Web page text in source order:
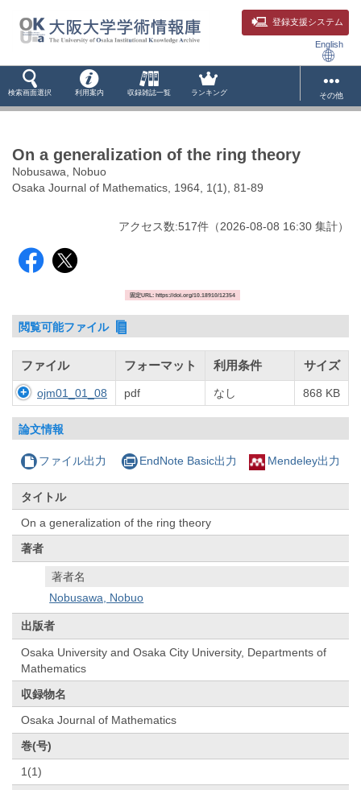
登録支援システム
English
検索画面選択 利用案内 収録雑誌一覧 ランキング その他
On a generalization of the ring theory
Nobusawa, Nobuo
Osaka Journal of Mathematics, 1964, 1(1), 81-89
アクセス数:517件 （2026-08-08 16:30 集計）
固定URL: https://doi.org/10.18910/12354
閲覧可能ファイル
ファイル フォーマット 利用条件 サイズ
ojm01_01_08 pdf なし 868 KB
論文情報
ファイル出力 EndNote Basic出力 Mendeley出力
タイトル
On a generalization of the ring theory
著者
著者名
Nobusawa, Nobuo
出版者
Osaka University and Osaka City University, Departments of
Mathematics
収録物名
Osaka Journal of Mathematics
巻(号)
1(1)